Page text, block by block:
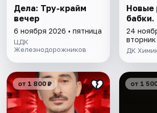
Дела: Тру-крайм
вечер
6 ноября 2026 • пятница
ЦДК
Железнодорожников
Новые
24
вторник
ДК
от 1 800 ₽ от 1